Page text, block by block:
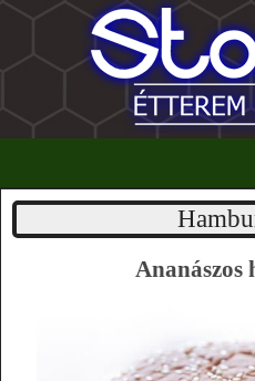
Ananászos